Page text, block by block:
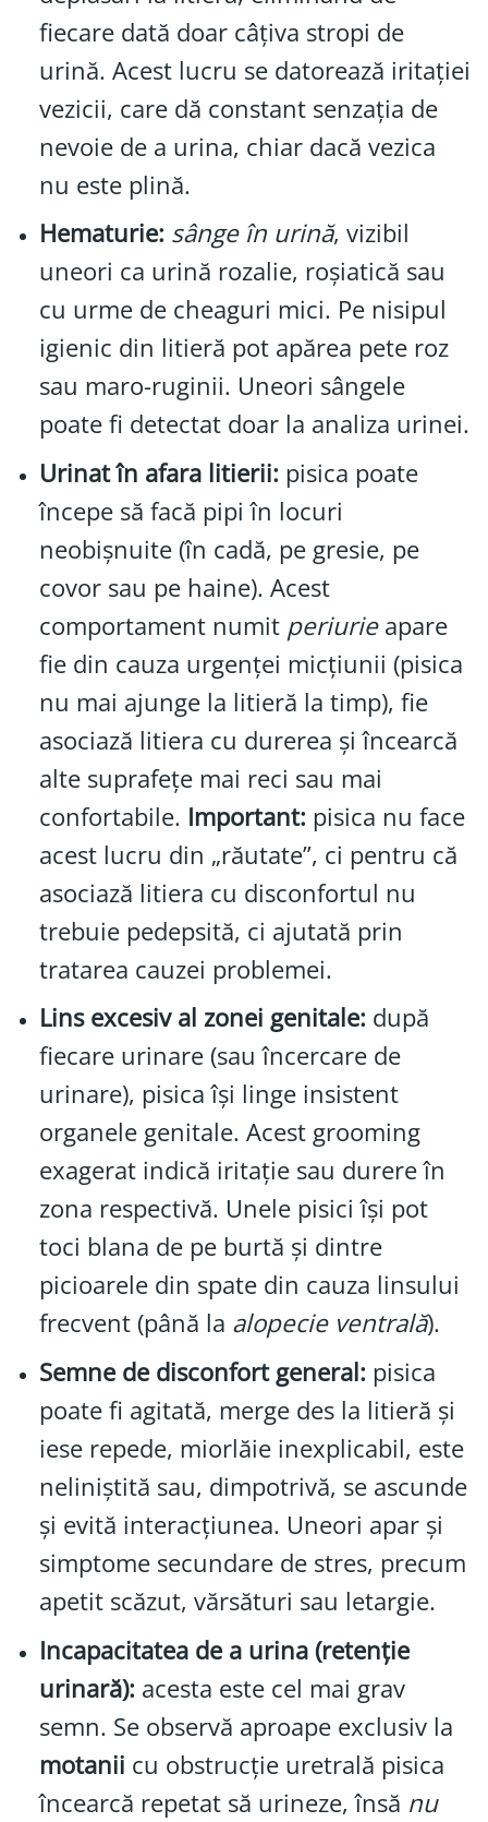
fiecare dată doar câțiva stropi de
urină. Acest lucru se datorează iritației
vezicii, care dă constant senzația de
nevoie de a urina, chiar dacă vezica
nu este plină.
Hematurie: sânge în urină, vizibil
uneori ca urină rozalie, roșiatică sau
cu urme de cheaguri mici. Pe nisipul
igienic din litieră pot apărea pete roz
sau maro-ruginii. Uneori sângele
poate fi detectat doar la analiza urinei.
Urinat în afara litierii: pisica poate
începe să facă pipi în locuri
neobișnuite (în cadă, pe gresie, pe
covor sau pe haine). Acest
comportament numit periurieapare
fie din cauza urgenței micțiunii (pisica
nu mai ajunge la litieră la timp), fie
asociază litiera cu durerea și încearcă
alte suprafețe mai reci sau mai
confortabile. Important: pisica nu face
acest lucru din „răutate”, ci pentru că
asociază litiera cu disconfortul nu
trebuie pedepsită, ci ajutată prin
tratarea cauzei problemei.
Lins excesiv al zonei genitale: după
fiecare urinare (sau încercare de
urinare), pisica își linge insistent
organele genitale. Acest grooming
exagerat indică iritație sau durere în
zona respectivă. Unele pisici își pot
toci blana de pe burtă și dintre
picioarele din spate din cauza linsului
frecvent (până la alopecie ventrală).
Semne de disconfort general: pisica
poate fi agitată, merge des la litieră și
iese repede, miorlăie inexplicabil, este
neliniștită sau, dimpotrivă, se ascunde
și evită interacțiunea. Uneori apar și
simptome secundare de stres, precum
apetit scăzut, vărsături sau letargie.
Incapacitatea de a urina (retenție
urinară): acesta este cel mai grav
semn. Se observă aproape exclusiv la
motanii cu obstrucție uretrală pisica
încearcă repetat să urineze, însă nu